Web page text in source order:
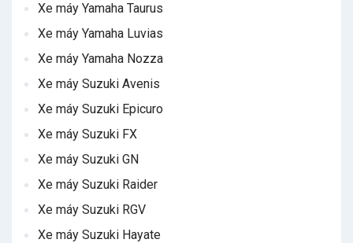
Xe máy Yamaha Taurus
Xe máy Yamaha Luvias
Xe máy Yamaha Nozza
Xe máy Suzuki Avenis
Xe máy Suzuki Epicuro
Xe máy Suzuki FX
Xe máy Suzuki GN
Xe máy Suzuki Raider
Xe máy Suzuki RGV
Xe máy Suzuki Hayate